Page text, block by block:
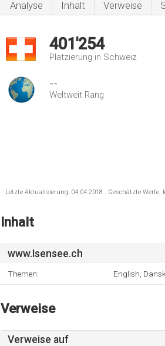
Analyse Inhalt Verweise
401'254
Platzierung in Schweiz
--
Weltweit Rang
Letzte Aktualisierung: 04.04.2018 . Geschätzte
Inhalt
www.Isensee.ch
Themen: English,
Verweise
Verweise auf